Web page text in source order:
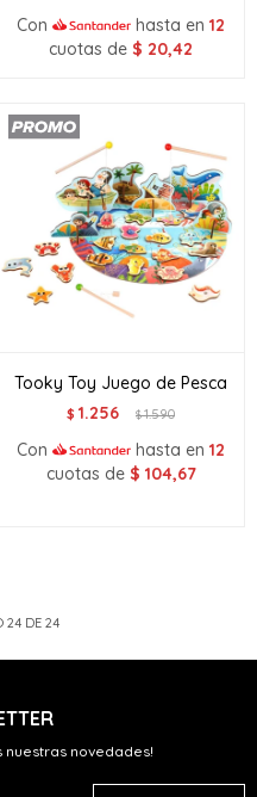
Con hasta en 12
cuotas de $ 20,42
Tooky Toy Juego de Pesca
$ 1.256 $1.590
Con hasta en 12
cuotas de $ 104,67
24 DE 24
nuestras novedades!